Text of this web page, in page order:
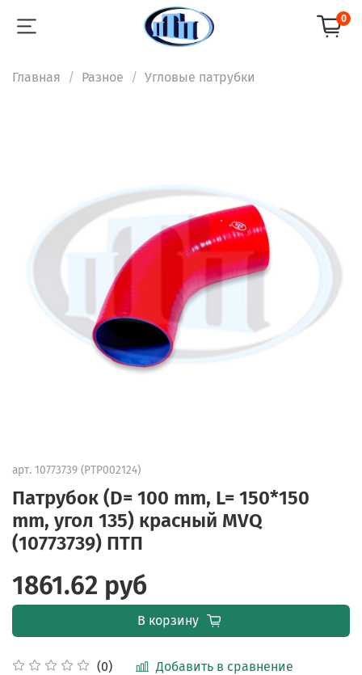
0
Главная Разное Угловые патрубки
арт. 10773739 (PTP002124)
Патрубок (D= 100 mm, L= 150*150
mm, угол 135) красный MVQ
(10773739) ПТП
(0) Добавить в сравнение
1861.62 руб
В корзину